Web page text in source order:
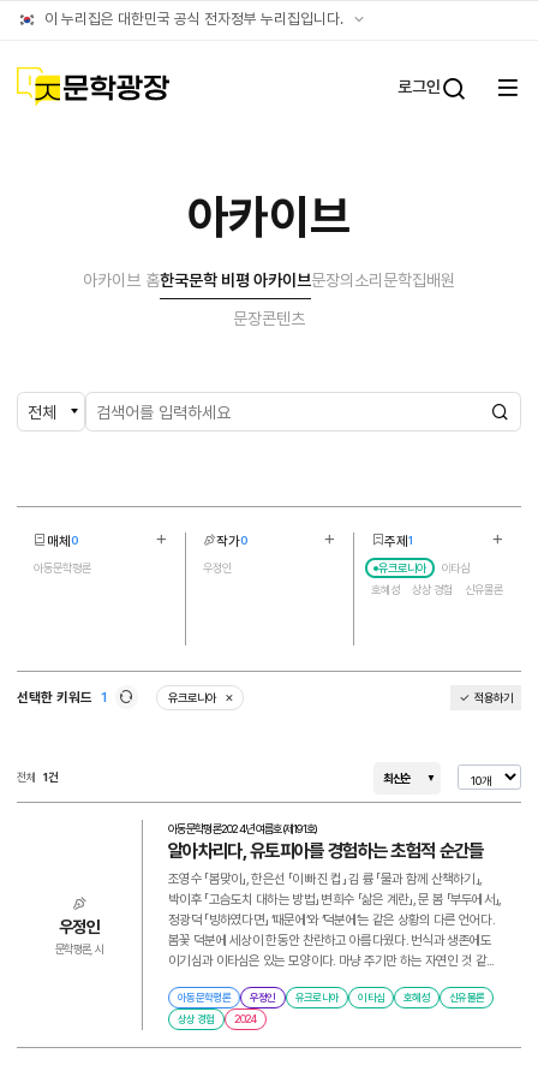
이 누리집은 대한민국 공식 전자정부 누리집입니다. 공식
문학광장 로그인
전체
아카이브
아카이브 홈한국문학 비평 아카이브문장의소리 문학집배원
문장콘텐츠
매체0
아동문학평론
작가0
우정인
주제1
유크로니아
이타심
호혜성
상상 경험 신유물론
선택한 키워드 1
유크로니아
삭제
적용하기
전체 1건 최신순
우정인
문학평론, 시
아동문학평론2024년 여름호(제191호)
알아차리다, 유토피아를 경험하는 초험적 순간들
조영수 「봄맞이」, 한은선 「이 빠진 컵」 김 륭 「물과 함께 산책하기」,
박이후 「고슴도치 대하는 방법」 변희수 「삶은 계란」, 문 봄 「부두에서」,
정광덕 「빙하였다면」 ‘때문에’와 ‘덕분에’는 같은 상황의 다른 언어다.
봄꽃 덕분에 세상이 한동안 찬란하고 아름다웠다. 번식과 생존에도
이기심과 이타심은 있는 모양이다. 마냥 주기만 하는 자연인 것 같...
아동문학평론 우정인 유크로니아 이타심 호혜성
신유물론
상상 경험
2024